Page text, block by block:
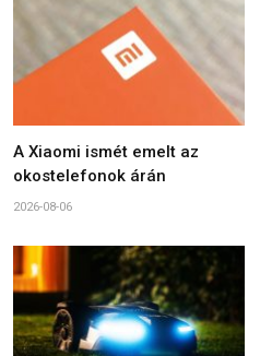
A Xiaomi ismét emelt az
okostelefonok árán
2026-08-06